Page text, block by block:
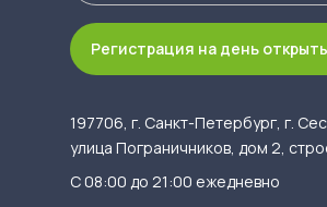
197706, г. Санкт-Петербург, г.
улица Пограничников, дом 2,
С 08:00 до 21:00 ежедневно
Регистрация на день